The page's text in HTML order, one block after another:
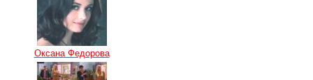
Оксана Федорова